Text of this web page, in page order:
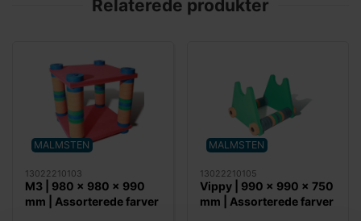
Relaterede produkter
MALMSTEN
13022210103
M3 | 980 x 980 x 990
mm | Assorterede farver
MALMSTEN
13022210105
Vippy | 990 x 990 x 750
mm | Assorterede farver